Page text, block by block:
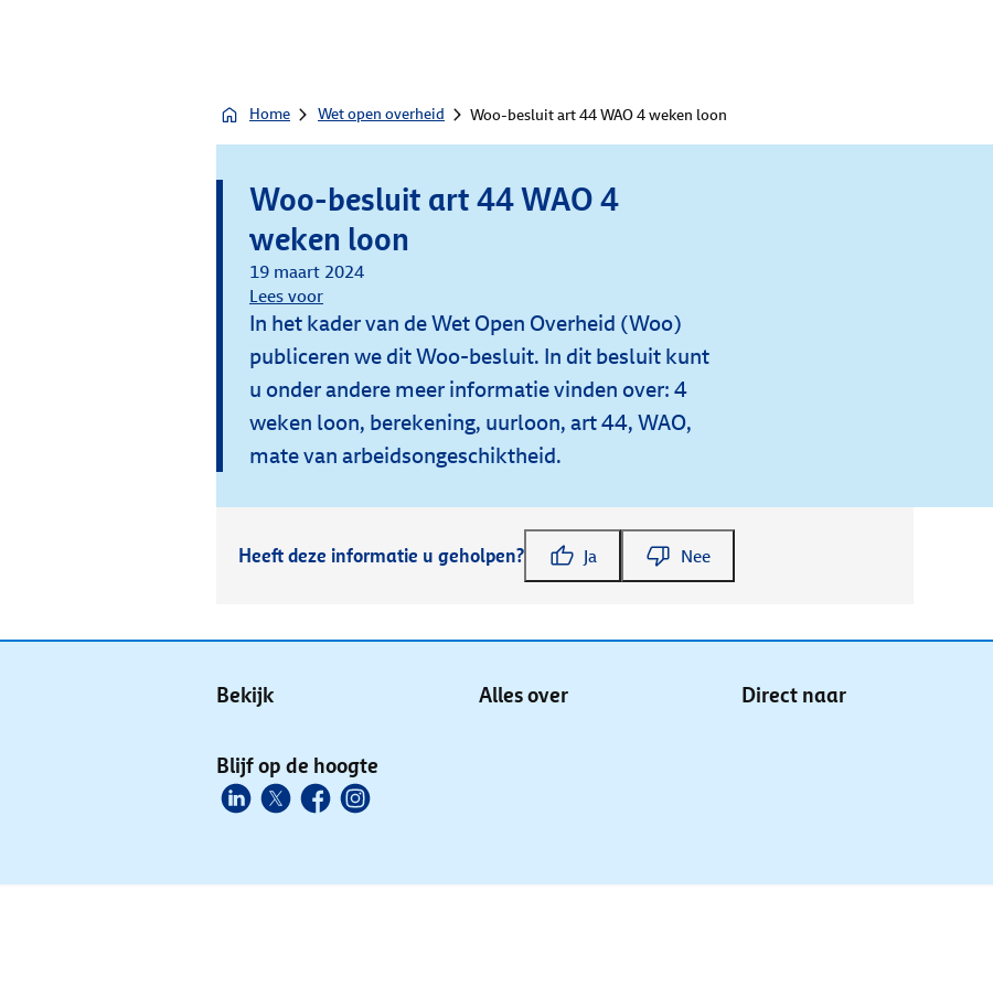
Home Wet open overheid Woo-besluit art 44 WAO 4 weken loon
Woo-besluit art 44 WAO 4
weken loon
19 maart 2024
Lees voor
In het kader van de Wet Open Overheid (Woo)
publiceren we dit Woo-besluit. In dit besluit kunt
u onder andere meer informatie vinden over: 4
weken loon, berekening, uurloon, art 44, WAO,
mate van arbeidsongeschiktheid.
Heeft deze informatie u geholpen? Ja Nee
Bekijk Alles over Direct naar
Blijf op de hoogte